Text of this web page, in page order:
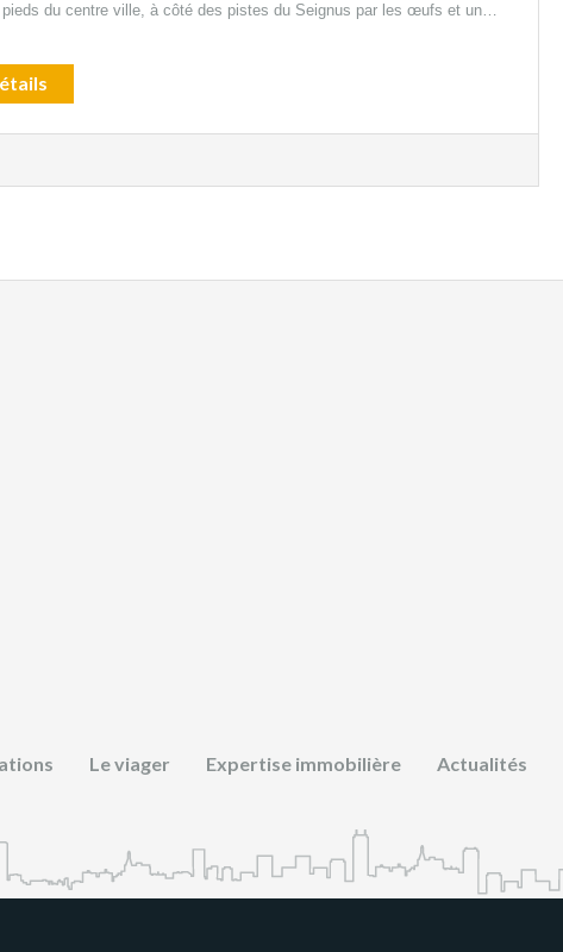
pieds du centre ville, à côté des pistes du Seignus par les œufs et un…
Le viager Expertise immobilière Actualités